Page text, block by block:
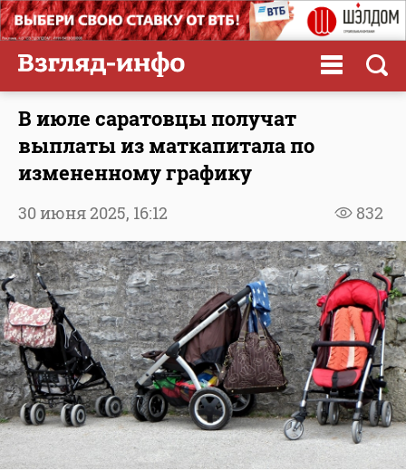
В июле саратовцы получат
выплаты из маткапитала по
измененному графику
832
30 июня 2025, 16:12